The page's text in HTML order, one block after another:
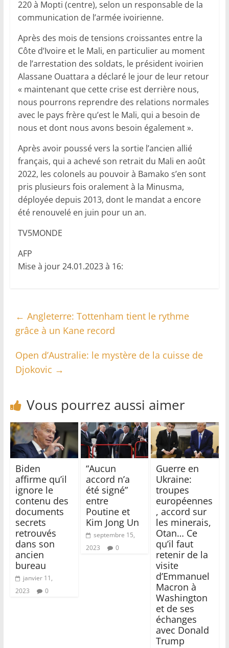
220 à Mopti (centre), selon un responsable de la
communication de l’armée ivoirienne.
Après des mois de tensions croissantes entre la
Côte d’Ivoire et le Mali, en particulier au moment
de l’arrestation des soldats, le président ivoirien
Alassane Ouattara a déclaré le jour de leur retour
« maintenant que cette crise est derrière nous,
nous pourrons reprendre des relations normales
avec le pays frère qu’est le Mali, qui a besoin de
nous et dont nous avons besoin également ».
Après avoir poussé vers la sortie l’ancien allié
français, qui a achevé son retrait du Mali en août
2022, les colonels au pouvoir à Bamako s’en sont
pris plusieurs fois oralement à la Minusma,
déployée depuis 2013, dont le mandat a encore
été renouvelé en juin pour un an.
TV5MONDE
AFP
Mise à jour 24.01.2023 à 16:
← Angleterre: Tottenham tient le rythme
grâce à un Kane record
Open d’Australie: le mystère de la cuisse de
Djokovic →
Vous pourrez aussi aimer
Biden
affirme qu’il
ignore le
contenu des
documents
secrets
retrouvés
dans son
ancien
bureau
janvier 11,
2023
0
“Aucun
accord n’a
été signé”
entre
Poutine et
Kim Jong Un
septembre 15,
2023
0
Guerre en
Ukraine:
troupes
européennes
, accord sur
les minerais,
Otan… Ce
qu’il faut
retenir de la
visite
d’Emmanuel
Macron à
Washington
et de ses
échanges
avec Donald
Trump